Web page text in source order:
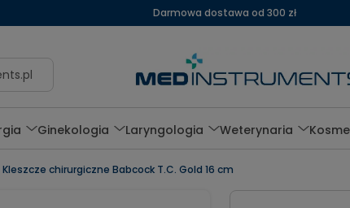
Darmowa dostawa od 300 zł
Ginekologia Laryngologia Weterynaria
Kleszcze chirurgiczne Babcock T.C. Gold 16 cm